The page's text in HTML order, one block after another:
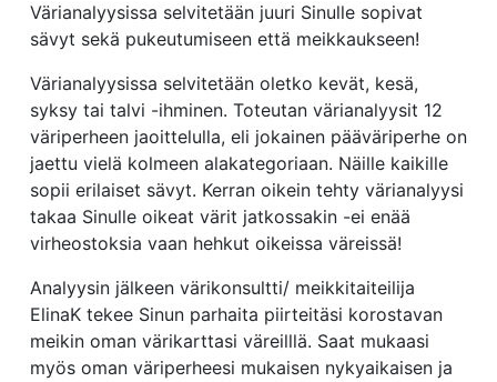
Värianalyysissa selvitetään juuri Sinulle sopivat
sävyt sekä pukeutumiseen että meikkaukseen!
Värianalyysissa selvitetään oletko kevät, kesä,
syksy tai talvi -ihminen. Toteutan värianalyysit 12
väriperheen jaoittelulla, eli jokainen pääväriperhe on
jaettu vielä kolmeen alakategoriaan. Näille kaikille
sopii erilaiset sävyt. Kerran oikein tehty värianalyysi
takaa Sinulle oikeat värit jatkossakin -ei enää
virheostoksia vaan hehkut oikeissa väreissä!
Analyysin jälkeen värikonsultti/ meikkitaiteilija
ElinaK tekee Sinun parhaita piirteitäsi korostavan
meikin oman värikarttasi väreilllä. Saat mukaasi
myös oman väriperheesi mukaisen nykyaikaisen ja